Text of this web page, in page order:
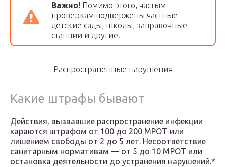
Важно! Помимо этого, частым
проверкам подвержены частные
детские сады, школы, заправочные
станции и другие.
Распространенные нарушения
Какие штрафы бывают
Действия, вызвавшие распространение инфекции
караются штрафом от 100 до 200 МРОТ или
лишением свободы от 2 до 5 лет. Несоответствие
санитарным нормативам — от 5 до 10 МРОТ или
остановка деятельности до устранения нарушений.*